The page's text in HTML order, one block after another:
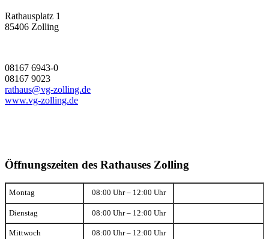
Rathausplatz 1
85406 Zolling
08167 6943-0
08167 9023
rathaus@vg-zolling.de
www.vg-zolling.de
Öffnungszeiten des Rathauses Zolling
Montag 08:00 Uhr – 12:00 Uhr
Dienstag 08:00 Uhr – 12:00 Uhr
Mittwoch 08:00 Uhr – 12:00 Uhr